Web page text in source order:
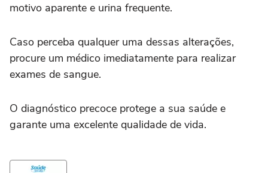
motivo aparente e urina frequente.
Caso perceba qualquer uma dessas alterações,
procure um médico imediatamente para realizar
exames de sangue.
O diagnóstico precoce protege a sua saúde e
garante uma excelente qualidade de vida.